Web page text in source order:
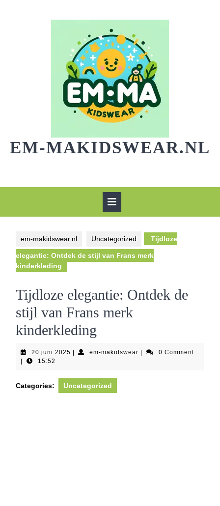
EM-MAKIDSWEAR.NL
em-makidswear.nl Uncategorized Tijdloze
elegantie: Ontdek de stijl van Frans merk
kinderkleding
Tijdloze elegantie: Ontdek de
stijl van Frans merk
kinderkleding
20 juni 2025 20
em-makidswear em-
0 Comment
15:52
Categories: Uncategorized